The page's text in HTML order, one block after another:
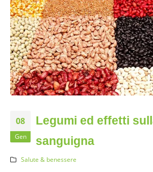
08
Gen
Legumi ed effetti
sanguigna
Salute & benessere